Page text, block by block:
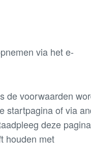
via het e-
de voorwaarden
startpagina of via
deze pagina
houden met